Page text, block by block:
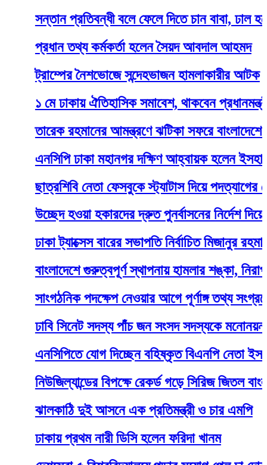
সন্তান প্রতিবন্ধী বলে ফেলে দিতে চান বাবা, ঢাল হয়ে
প্রধান তথ্য কর্মকর্তা হলেন সৈয়দ আবদাল আহমদ
ট্রাম্পের নৈশভোজে সন্দেহভাজন হামলাকারীর আটক
১ মে ঢাকায় ঐতিহাসিক সমাবেশ, থাকবেন প্রধানমন্ত্রী
তারেক রহমানের আমন্ত্রণে ঝটিকা সফরে বাংলাদেশে
এনসিপি ঢাকা মহানগর দক্ষিণ আহ্বায়ক হলেন ইসহাক
ছাত্রশিবি নেতা ফেসবুকে স্ট্যাটাস দিয়ে পদত্যাগের ঘোষণা
উচ্ছেদ হওয়া হকারদের দ্রুত পুনর্বাসনের নির্দেশ দিয়েছেন
ঢাকা ট্যাক্সেস বারের সভাপতি নির্বাচিত মিজানুর রহমান
বাংলাদেশে গুরুত্বপূর্ণ স্থাপনায় হামলার শঙ্কা, নিরাপত্তা
সাংগঠনিক পদক্ষেপ নেওয়ার আগে পূর্ণাঙ্গ তথ্য সংগ্রহের
ঢাবি সিনেট সদস্য পাঁচ জন সংসদ সদস্যকে মনোনয়ন
এনসিপিতে যোগ দিচ্ছেন বহিষ্কৃত বিএনপি নেতা ইসহাক
নিউজিল্যান্ডের বিপক্ষে রেকর্ড গড়ে সিরিজ জিতল বাংলাদেশ
ঝালকাঠি দুই আসনে এক প্রতিমন্ত্রী ও চার এমপি
ঢাকায় প্রথম নারী ডিসি হলেন ফরিদা খানম